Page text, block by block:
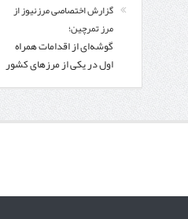
گزارش اختصاصی مرزنیوز از
مرز تمرچین؛
گوشه‌ای از اقدامات همراه
اول در یکی از مرزهای کشور